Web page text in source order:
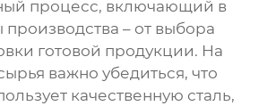
процесс, включающий в
производства – от выбора
готовой продукции. На
важно убедиться, что
качественную сталь,